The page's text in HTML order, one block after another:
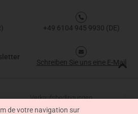
+49 6104 945 9930 (DE)
Schreiben Sie uns eine E-Mail
Verkaufsbedingungen
de votre navigation sur